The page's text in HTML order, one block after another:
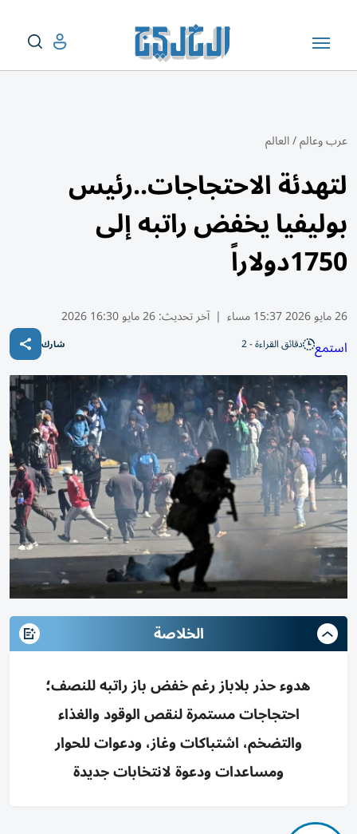
عرب وعالم/العالم
لتهدئة الاحتجاجات..رئيس
بوليفيا يخفض راتبه إلى
1750دولاراً
26 مايو 2026 15:37 مساء | آخر تحديث:26 مايو 16:30 2026
استمع دقائق القراءة - 2 شارك
الخلاصة
هدوء حذر بلاباز رغم خفض باز راتبه للنصف؛
احتجاجات مستمرة لنقص الوقود والغذاء
والتضخم، اشتباكات وغاز، ودعوات للحوار
ومساعدات ودعوة لانتخابات جديدة